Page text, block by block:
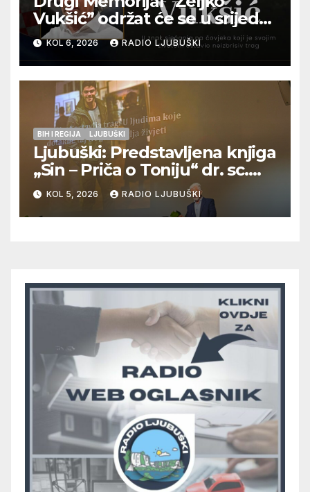
Vukšić” održat će se u srijedu
12. kolovoza u Otoku
KOL 6, 2026 RADIO LJUBUŠKI
BIH I REGIJA LJUBUŠKI
Ljubuški: Predstavljena knjiga
„Sin – Priča o Toniju“ dr. sc.
Zdenka Hercega
KOL 5, 2026 RADIO LJUBUŠKI